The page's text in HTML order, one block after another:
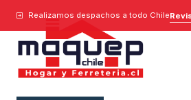
Realizamos despachos a todo Chile